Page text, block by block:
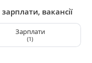
вакансії
Зарплати
(1)